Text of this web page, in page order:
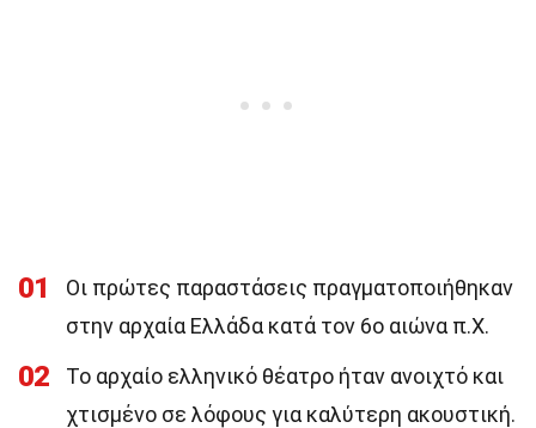
01
Οι πρώτες παραστάσεις πραγματοποιήθηκαν
στην αρχαία Ελλάδα κατά τον 6ο αιώνα π.Χ.
02
Το αρχαίο ελληνικό θέατρο ήταν ανοιχτό και
χτισμένο σε λόφους για καλύτερη ακουστική.